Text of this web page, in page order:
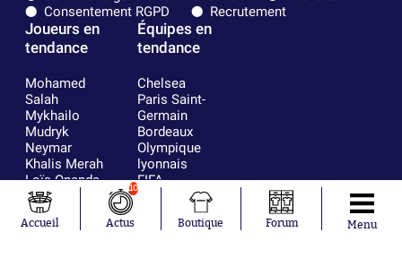
Consentement RGPD
Recrutement
Joueurs en
tendance
Mohamed
Salah
Mykhailo
Mudryk
Neymar
Khalis Merah
Loïs Openda
Moussa
Niakhaté
Nicolás
Équipes en
tendance
Chelsea
Paris Saint-
Germain
Bordeaux
Olympique
lyonnais
FIFA
Real Madrid
RC Strasbourg
AC Milan
Accueil
10
Actus Boutique Forum Menu